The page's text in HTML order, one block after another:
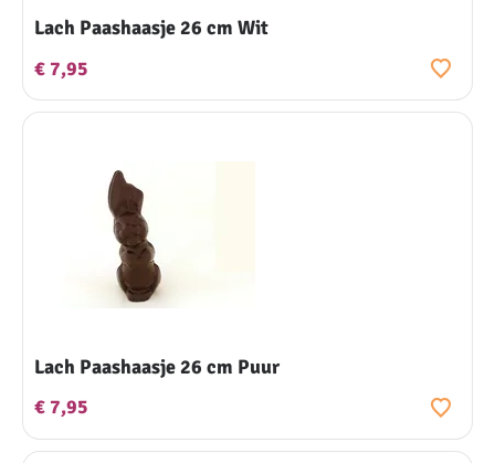
Lach Paashaasje 26 cm Wit
€ 7,95
Lach Paashaasje 26 cm Puur
€ 7,95